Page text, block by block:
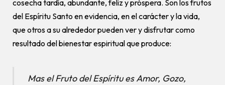
cosecha tardía, abundante, feliz y próspera. Son los frutos
del Espíritu Santo en evidencia, en el carácter y la vida,
que otros a su alrededor pueden ver y disfrutar como
resultado del bienestar espiritual que produce:
Mas el Fruto del Espíritu es Amor, Gozo,